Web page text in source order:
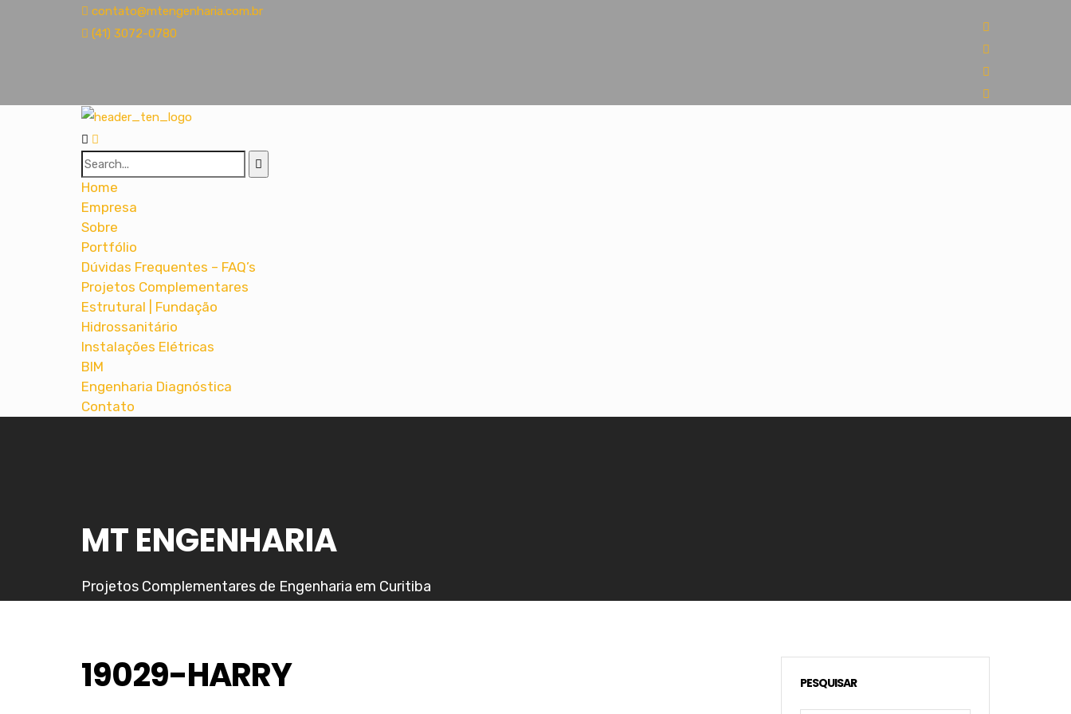
contato@mtengenharia.com.br
(41) 3072-0780
Home
Empresa
Sobre
Portfólio
Dúvidas Frequentes – FAQ’s
Projetos Complementares
Estrutural | Fundação
Hidrossanitário
Instalações Elétricas
BIM
Engenharia Diagnóstica
Contato
MT ENGENHARIA
Projetos Complementares de Engenharia em Curitiba
19029-HARRY PESQUISAR